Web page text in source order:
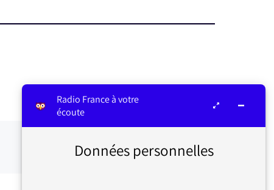
Radio France à votre
écoute
Données personnelles